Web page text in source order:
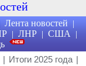
Лента новостей |
| ЛНР | США |
| Итоги 2025 года |